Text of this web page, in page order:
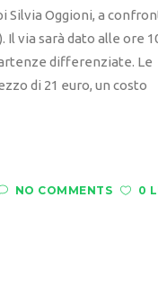
Silvia Oggioni, a
Il via sarà dato alle ore
differenziate. Le
di 21 euro, un costo
NO COMMENTS 0